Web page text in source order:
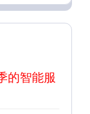
的智能服